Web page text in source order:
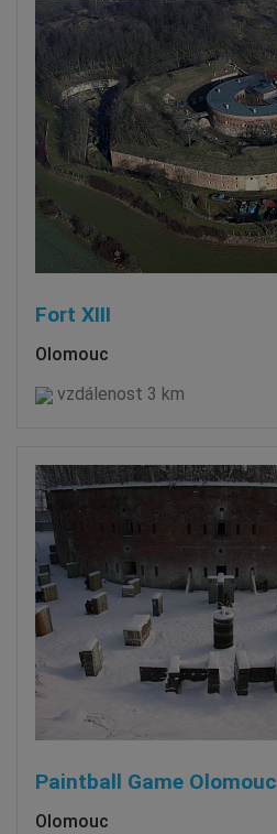
Fort XIII
Olomouc
vzdálenost 3 km
Paintball Game Olomouc
Olomouc